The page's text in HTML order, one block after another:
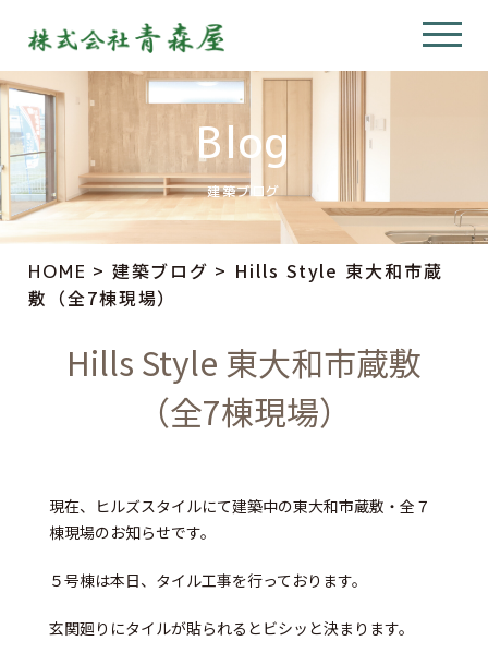
Blog
建築ブログ
HOME > 建築ブログ > Hills Style 東大和市蔵
敷（全7棟現場）
Hills Style 東大和市蔵敷
（全7棟現場）
現在、ヒルズスタイルにて建築中の東大和市蔵敷・全７
棟現場のお知らせです。
５号棟は本日、タイル工事を行っております。
玄関廻りにタイルが貼られるとビシッと決まります。